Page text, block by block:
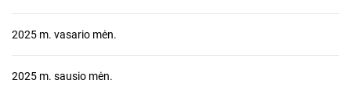
2025 m. vasario mėn.
2025 m. sausio mėn.